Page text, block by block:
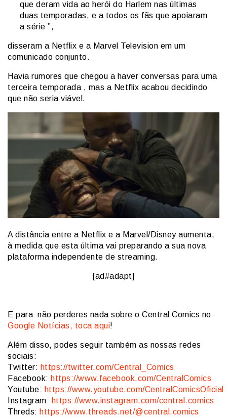
que deram vida ao herói do Harlem nas últimas
duas temporadas, e a todos os fãs que apoiaram
a série ”,
disseram a Netflix e a Marvel Television em um
comunicado conjunto.
Havia rumores que chegou a haver conversas para uma
terceira temporada , mas a Netflix acabou decidindo
que não seria viável.
A distância entre a Netflix e a Marvel/Disney aumenta,
à medida que esta última vai preparando a sua nova
plataforma independente de streaming.
[ad#adapt]
E para não perderes nada sobre o Central Comics no
Google Notícias, toca aqui!
Além disso, podes seguir também as nossas redes
sociais:
Twitter: https://twitter.com/Central_Comics
Facebook: https://www.facebook.com/CentralComics
Youtube: https://www.youtube.com/CentralComicsOficial
Instagram: https://www.instagram.com/central.comics
Threds: https://www.threads.net/@central.comics